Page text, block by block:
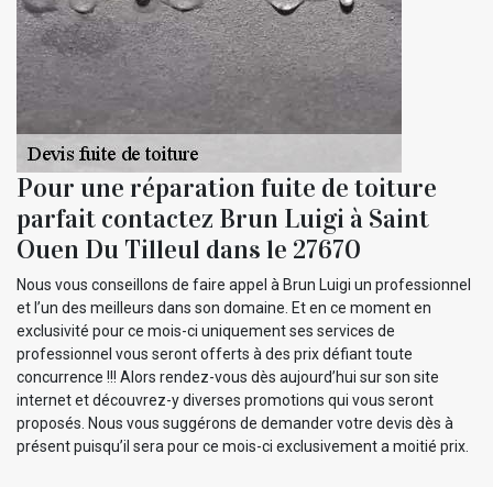
Pour une réparation fuite de toiture
parfait contactez Brun Luigi à Saint
Ouen Du Tilleul dans le 27670
Nous vous conseillons de faire appel à Brun Luigi un professionnel
et l’un des meilleurs dans son domaine. Et en ce moment en
exclusivité pour ce mois-ci uniquement ses services de
professionnel vous seront offerts à des prix défiant toute
concurrence !!! Alors rendez-vous dès aujourd’hui sur son site
internet et découvrez-y diverses promotions qui vous seront
proposés. Nous vous suggérons de demander votre devis dès à
présent puisqu’il sera pour ce mois-ci exclusivement a moitié prix.